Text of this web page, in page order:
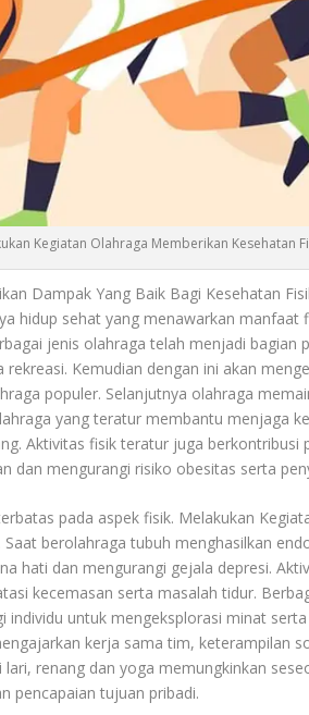
Kegiatan Olahraga Memberikan Kesehatan
Dampak Yang Baik Bagi Kesehatan
hidup sehat yang menawarkan
jenis olahraga telah menjadi bagian
Kemudian dengan ini akan
populer. Selanjutnya olahraga
yang teratur membantu menjaga
Aktivitas fisik teratur juga berkontribusi
dan mengurangi risiko obesitas serta
pada aspek fisik. Melakukan
berolahraga tubuh menghasilkan
hati dan mengurangi gejala depresi.
kecemasan serta masalah tidur.
untuk mengeksplorasi minat
kerja sama tim, keterampilan
renang dan yoga memungkinkan
pencapaian tujuan pribadi.